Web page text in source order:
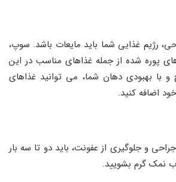
رژیم غذایی شما باید مایعات باشد. سوپ،
پوره شده از جمله غذاهای مناسب در این
با بهبودی دهان شما، می توانید غذاهای
اضافه کنید.
و جلوگیری از عفونت، باید دو تا سه بار
نمک گرم بشویید.